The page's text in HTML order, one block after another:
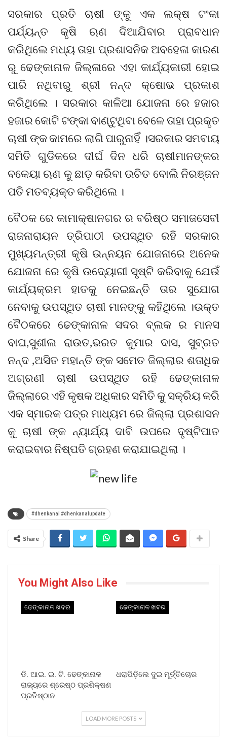
ସରକାର ପ୍ରତି ଚାଷୀ ଙ୍କୁ ଏକ ଲକ୍ଷ ଟଂକା
ପର୍ଯ୍ୟନ୍ତ କୃଷି ଋଣ ଦିଆଯିବାର ପ୍ରାବଧାନ
କରିଥିଲେ ମଧ୍ୟ ତାହା ପ୍ରଶାସନିକ ଅବହେଳା କାରଣ
ରୁ ଢେଙ୍କାନାଳ ଜିଲ୍ଳାରେ ଏହା କାର୍ଯ୍ୟକାରୀ ହୋଇ
ପାରି ନଥିବାରୁ ଶ୍ରୀ ନନ୍ଦ କ୍ଷୋଭ ପ୍ରକାଶ
କରିଥିଲେ । ସରକାର କାଳିଆ ଯୋଜନା ରେ ହଜାର
ହଜାର କୋଟି ଟଙ୍କା ବାଣ୍ଟୁଥିବା ବେଳେ ତାହା ପ୍ରକୃତ
ଚାଷୀ ଙ୍କ କାମରେ ଲାଗି ପାରୁନାହିଁ ।ସରକାର ସମବାୟ
ସମିତି ଗୁଡିକରେ ଦୀର୍ଘ ଦିନ ଧରି ଚାଷୀମାନଙ୍କର
ବକେୟା ଋଣ କୁ ଛାଡ଼ କରିବା ଉଚିତ ବୋଲି ନିରଞ୍ଜନ
ପତି ମତବ୍ୟକ୍ତ କରିଥିଲେ ।
ବୈଠକ ରେ କାମାକ୍ଷାନଗର ର ବରିଷ୍ଠ ସମାଜସେବୀ
ରାଜନାରାୟନ ତ୍ରିପାଠୀ ଉପସ୍ଥିତ ରହି ସରକାର
ମୁଖ୍ୟମନ୍ତ୍ରୀ କୃଷି ଉନ୍ନୟନ ଯୋଜନାରେ ଅନେକ
ଯୋଜନା ରେ କୃଷି ଉଦ୍ୟୋଗୀ ସୃଷ୍ଟି କରିବାକୁ ଯେଉଁ
କାର୍ଯ୍ୟକ୍ରମ ହାତକୁ ନେଇଛନ୍ତି ତାର ସୁଯୋଗ
ନେବାକୁ ଉପସ୍ଥିତ ଚାଷୀ ମାନଙ୍କୁ କହିଥିଲେ ।ଉକ୍ତ
ବୈଠକରେ ଢେଙ୍କାନାଳ ସଦର ବ୍ଲକ ର ମାନସ
ବାଘ,ସୁଶୀଲ ରାଉତ,ଭରତ କୁମାର ଦାସ, ସୁବ୍ରତ
ନନ୍ଦ ,ଅସିତ ମହାନ୍ତି ଙ୍କ ସମେତ ଜିଲ୍ଲାର ଶତାଧିକ
ଅଗ୍ରଣୀ ଚାଷୀ ଉପସ୍ଥିତ ରହି ଢେଙ୍କାନାଳ
ଜିଲ୍ଲାରେ ଏହି କୃଷକ ଅଧିକାର ସମିତି କୁ ସକ୍ରିୟ କରି
ଏକ ସ୍ମାରକ ପତ୍ର ମାଧ୍ୟମ ରେ ଜିଲ୍ଲା ପ୍ରଶାସନ
କୁ ଚାଷୀ ଙ୍କ ନ୍ୟାର୍ଯ୍ୟ ଦାବି ଉପରେ ଦୃଷ୍ଟିପାତ
କରାଇବାର ନିଷ୍ପତି ଗ୍ରହଣ କରାଯାଇଥିଲା ।
#dhenkanal #dhenkanalupdate
Share
You Might Also Like
ଢେଙ୍କାନାଳ ଖବର
ଡି. ଆଇ. ଇ. ଟି. ଢେଙ୍କାନାଳ
ରାଜ୍ୟରେ ଶ୍ରେଷ୍ଠ ପ୍ରଶିକ୍ଷଣ
ପ୍ରତିଷ୍ଠାନ
ଢେଙ୍କାନାଳ ଖବର
ଧରାପିଡ଼ିଲେ ଦୁଇ ମୂର୍ତ୍ତିଚୋର
LOAD MORE POSTS